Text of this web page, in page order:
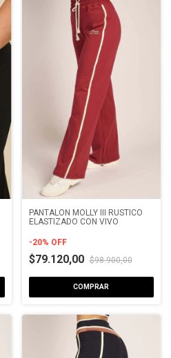
PANTALON MOLLY III RUSTICO
ELASTIZADO CON VIVO
-20% OFF
$79.120,00 $98.900,00
COMPRAR